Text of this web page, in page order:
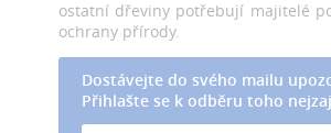
ostatní dřeviny potřebují majitelé
ochrany přírody.
Dostávejte do svého mailu
Přihlašte se k odběru toho